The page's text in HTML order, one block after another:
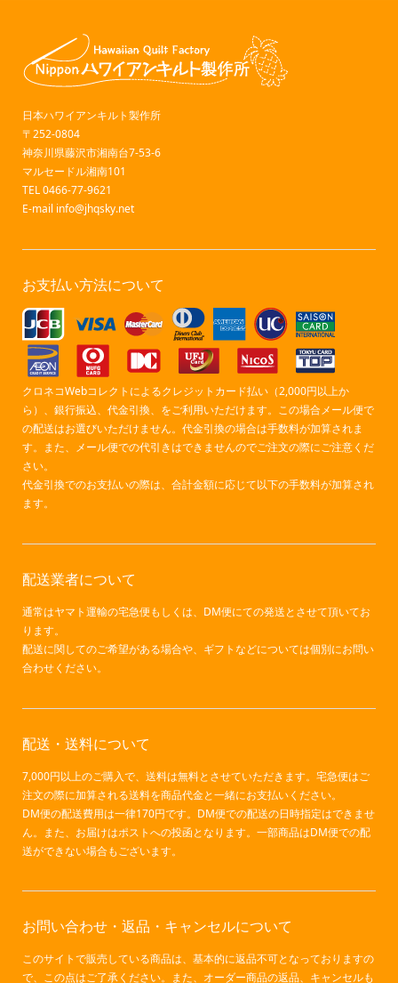
日本ハワイアンキルト製作所
〒252-0804
神奈川県藤沢市湘南台7-53-6
マルセードル湘南101
TEL 0466-77-9621
E-mail info@jhqsky.net
お支払い方法について
クロネコWebコレクトによるクレジットカード払い（2,000円以上か
ら）、銀行振込、代金引換、をご利用いただけます。この場合メール便で
の配送はお選びいただけません。代金引換の場合は手数料が加算されま
す。また、メール便での代引きはできませんのでご注文の際にご注意くだ
さい。
代金引換でのお支払いの際は、合計金額に応じて以下の手数料が加算され
ます。
配送業者について
通常はヤマト運輸の宅急便もしくは、DM便にての発送とさせて頂いてお
ります。
配送に関してのご希望がある場合や、ギフトなどについては個別にお問い
合わせください。
配送・送料について
7,000円以上のご購入で、送料は無料とさせていただきます。宅急便はご
注文の際に加算される送料を商品代金と一緒にお支払いください。
DM便の配送費用は一律170円です。DM便での配送の日時指定はできませ
ん。また、お届けはポストへの投函となります。一部商品はDM便での配
送ができない場合もございます。
お問い合わせ・返品・キャンセルについて
このサイトで販売している商品は、基本的に返品不可となっておりますの
で、この点はご了承ください。また、オーダー商品の返品、キャンセルも